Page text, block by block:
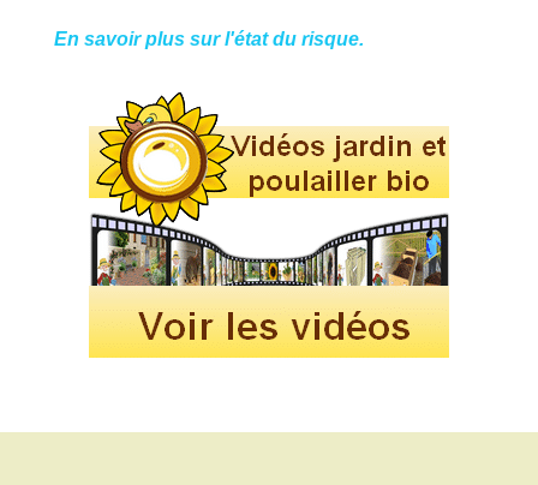
En savoir plus sur l'état du risque.